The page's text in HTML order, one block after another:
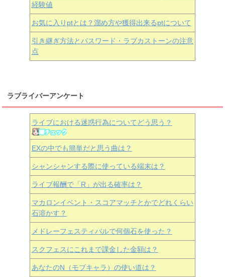
経験値
お気に入りptとは？溜め方や獲得出来るptについて
引き継ぎ方法とパスワード・ラブカストーンの注意
点
ラブライバーアンケート
ライブにおける迷惑行為についてどう思う？
EXの中でも簡単だと思う曲は？
シャンシャンする際に使っている端末は？
ライブ報酬で「R」が出る確率は？
マカロンイベント・スコアマッチとかでどれくらい
石溶かす？
メドレーフェスティバルで何個石を使った？
スクフェスにこれまで課金した金額は？
あなたのN（モブキャラ）の使い道は？